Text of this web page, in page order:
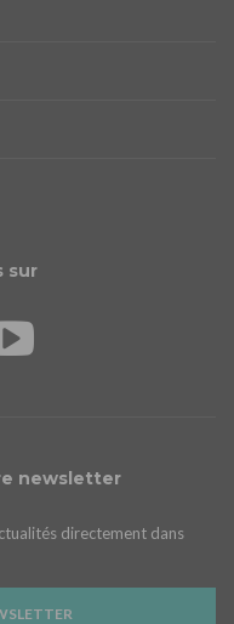
sur
newsletter
directement dans